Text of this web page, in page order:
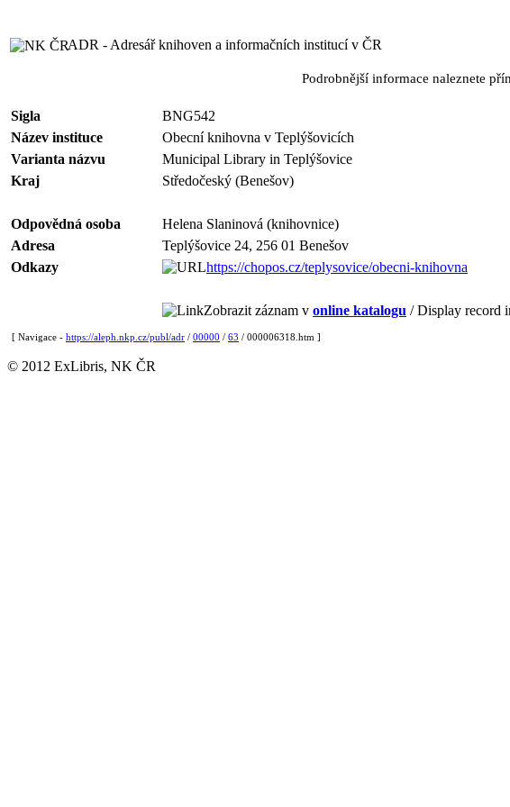
ADR - Adresář knihoven a informačních institucí v ČR
Podrobnější informace naleznete
Sigla
BNG542
Název instituce
Obecní knihovna v Teplýšovicích
Varianta názvu
Municipal Library in Teplýšovice
Kraj
Středočeský (Benešov)
Odpovědná osoba
Helena Slaninová (knihovnice)
Adresa
Teplýšovice 24, 256 01 Benešov
Odkazy
https://chopos.cz/teplysovice/obecni-knihovna
Zobrazit záznam v online katalogu / Display record
[ Navigace - https://aleph.nkp.cz/publ/adr / 00000 / 63 / 000006318.htm ]
© 2012 ExLibris, NK ČR